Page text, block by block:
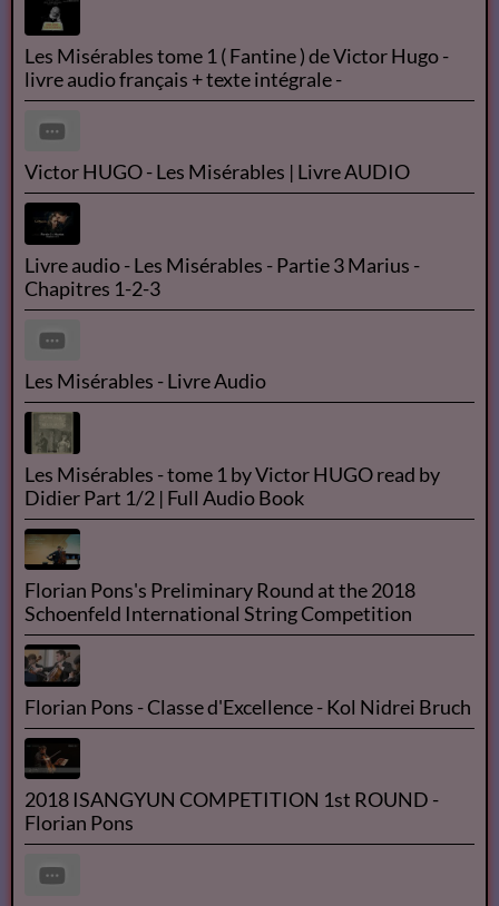
Les Misérables tome 1 ( Fantine ) de Victor Hugo -
livre audio français + texte intégrale -
Victor HUGO - Les Misérables | Livre AUDIO
Livre audio - Les Misérables - Partie 3 Marius -
Chapitres 1-2-3
Les Misérables - Livre Audio
Les Misérables - tome 1 by Victor HUGO read by
Didier Part 1/2 | Full Audio Book
Florian Pons's Preliminary Round at the 2018
Schoenfeld International String Competition
Florian Pons - Classe d'Excellence - Kol Nidrei Bruch
2018 ISANGYUN COMPETITION 1st ROUND -
Florian Pons